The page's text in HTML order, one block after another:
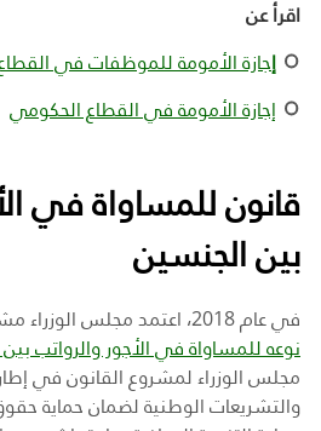
اقرأ عن
إجازة الأمومة للموظفات في
إجازة الأمومة في القطاع الحكومي
قانون للمساواة في
بين الجنسين
في عام 2018، اعتمد مجلس الوزراء مشروع إصدار
نوعه للمساواة في الأجور والرواتب
مجلس الوزراء لمشروع القانون في
والتشريعات الوطنية لضمان حماية